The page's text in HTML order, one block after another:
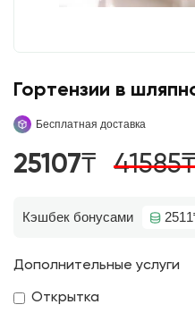
Гортензии в
Бесплатная доставка
25107₸ 41585₸
Кэшбек бонусами
Дополнительные услуги
Открытка